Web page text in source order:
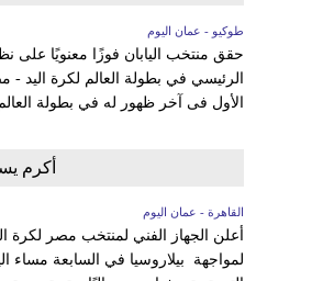
طوكيو - عمان اليوم
حقق منتخب اليابان فوزًا معنويًا على
الأول فى آخر ظهور له في بطولة العالم مصر 2021، ليحسمه متقدمًا
أكرم
القاهرة - عمان اليوم
أعلن الجهاز الفني لمنتخب مصر لكرة
لمواجهة بيلاروسيا في السابعة مساء